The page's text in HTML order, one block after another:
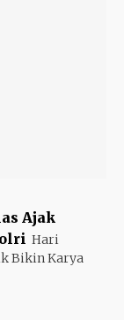
Ajak
Hari
Bikin Karya